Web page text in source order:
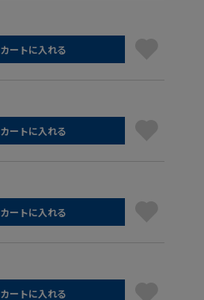
カートに入れる
カートに入れる
カートに入れる
カートに入れる